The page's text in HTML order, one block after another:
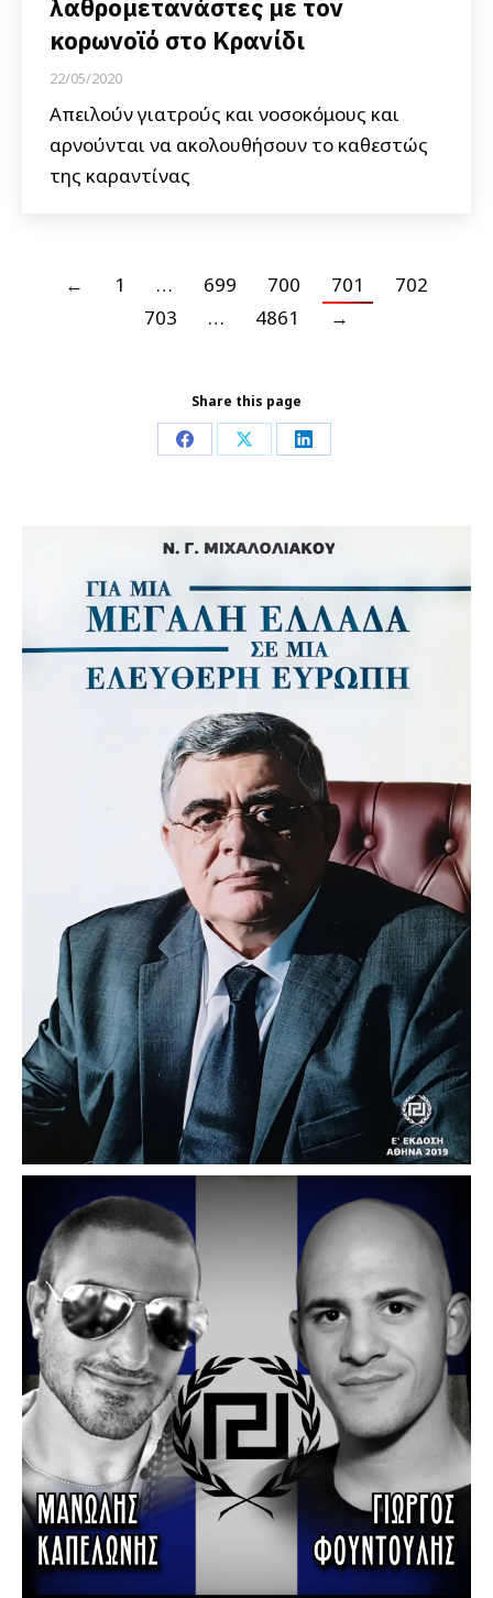
λαθρομετανάστες με τον
κορωνοϊό στο Κρανίδι
22/05/2020
Απειλούν γιατρούς και νοσοκόμους και
αρνούνται να ακολουθήσουν το καθεστώς
της καραντίνας
← 1 … 699 700 701
702
703
… 4861 →
Share this page
Share Share Share